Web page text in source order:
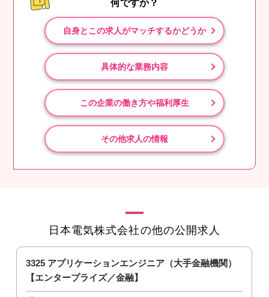
何ですか？
自身とこの求人がマッチするかどうか
具体的な業務内容
この企業の働き方や福利厚生
その他求人の情報
日本電気株式会社の他の公開求人
3325 アプリケーションエンジニア（大手金融機関）
【エンタープライズ／金融】